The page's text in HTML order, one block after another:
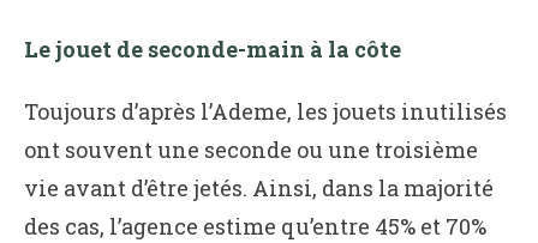
Le jouet de seconde-main à la côte
Toujours d’après l’Ademe, les jouets inutilisés
ont souvent une seconde ou une troisième
vie avant d’être jetés. Ainsi, dans la majorité
des cas, l’agence estime qu’entre 45% et 70%